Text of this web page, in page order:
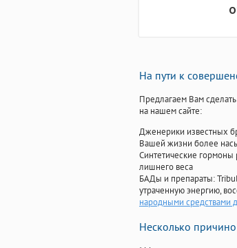
На пути к
Предлагаем Вам
на нашем сайте:
Дженерики известных
Вашей жизни более
Синтетические гормоны
лишнего веса
БАДы и препараты:
утраченную энергию,
народными средствами
Несколько